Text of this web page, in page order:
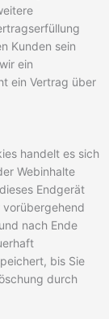
Kunden sein
ein
ein Vertrag über
handelt es sich
Webinhalte
Endgerät
nach Ende
bis Sie
durch